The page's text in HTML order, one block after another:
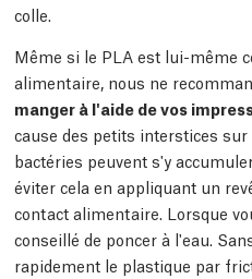
colle.
Même si le PLA est lui-même
alimentaire, nous ne
manger à l'aide de vos
cause des petits interstices
bactéries peuvent s'y
éviter cela en appliquant un
contact alimentaire. Lorsque
conseillé de poncer à l'eau.
rapidement le plastique par